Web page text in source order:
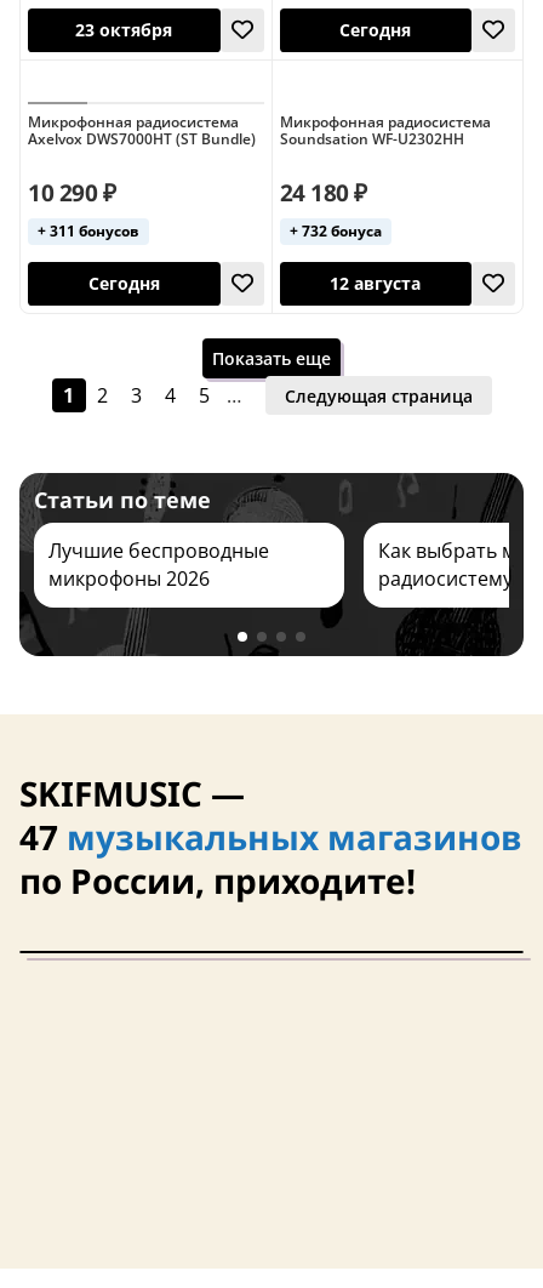
23 октября 23 октября
23 октября Сегодня
Микрофонная радиосистема
Axelvox DWS7000HT (ST Bundle)
10 290 ₽
+ 311 бонусов
Сегодня
Микрофонная радиосистема
Soundsation WF-U2302HH
24 180 ₽
+ 732 бонуса
12 августа
Показать еще
1 2 3 4 5 … Следующая страница
Статьи по теме
Лучшие беспроводные
микрофоны 2026
Как выбрать
радиосистему
SKIFMUSIC —
47 музыкальных магазинов
по России, приходите!